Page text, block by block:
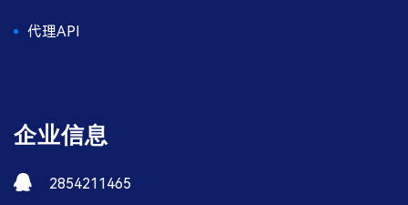
代理API
企业信息
2854211465